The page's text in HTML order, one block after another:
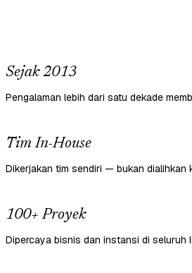
Sejak 2013
Pengalaman lebih dari satu dekade
Tim In-House
Dikerjakan tim sendiri — bukan dialihkan
100+ Proyek
Dipercaya bisnis dan instansi di seluruh